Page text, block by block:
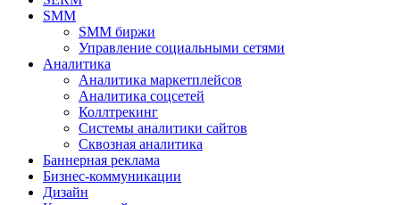
SMM
SMM биржи
Управление социальными сетями
Аналитика
Аналитика маркетплейсов
Аналитика соцсетей
Коллтрекинг
Системы аналитики сайтов
Сквозная аналитика
Баннерная реклама
Бизнес-коммуникации
Дизайн